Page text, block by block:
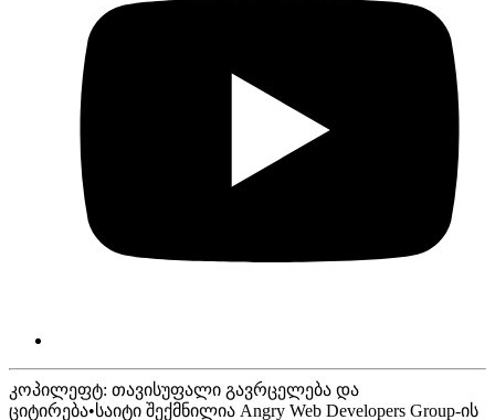
კოპილეფტ: თავისუფალი გავრცელება და
ციტირება•საიტი შექმნილია Angry Web Developers Group-ის